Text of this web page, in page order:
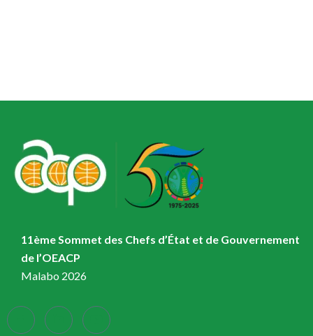
11ème Sommet des Chefs d’État et de Gouvernement
de l’OEACP
Malabo 2026